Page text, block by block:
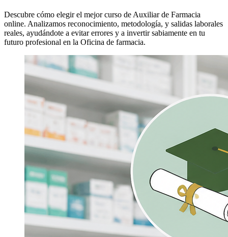
Descubre cómo elegir el mejor curso de Auxiliar de Farmacia
online. Analizamos reconocimiento, metodología, y salidas laborales
reales, ayudándote a evitar errores y a invertir sabiamente en tu
futuro profesional en la Oficina de farmacia.